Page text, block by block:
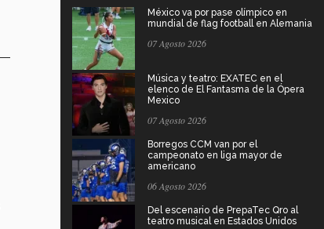
México va por pase olímpico en
mundial de flag football en Alemania
07 Agosto 2026
Música y teatro: EXATEC en el
elenco de El Fantasma de la Ópera
Mexico
07 Agosto 2026
Borregos CCM van por el
campeonato en liga mayor de
americano
06 Agosto 2026
Del escenario de PrepaTec Qro al
teatro musical en Estados Unidos